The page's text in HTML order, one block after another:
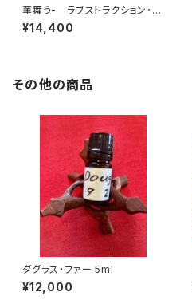
華舞う- ラブストラクション・ア
ート 4 by 仲丸友恵
¥14,400
その他の商品
ダグラス・ファー 5ml
¥12,000